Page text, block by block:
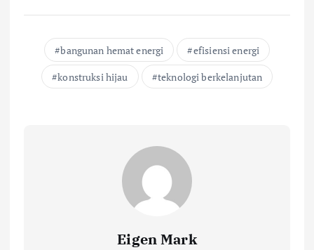
bangunan hemat energi
efisiensi energi
konstruksi hijau
teknologi berkelanjutan
Eigen Mark